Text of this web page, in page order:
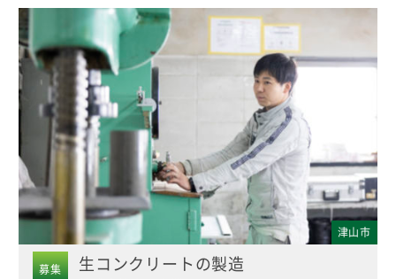
津山市
募集 ⽣コンクリートの製造